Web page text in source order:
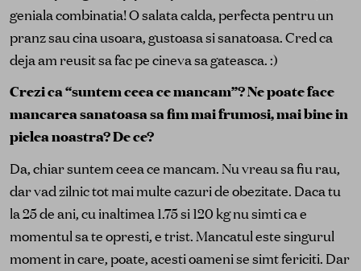
geniala combinatia! O salata calda, perfecta pentru un
pranz sau cina usoara, gustoasa si sanatoasa. Cred ca
deja am reusit sa fac pe cineva sa gateasca. :)
Crezi ca “suntem ceea ce mancam”? Ne poate face
mancarea sanatoasa sa fim mai frumosi, mai bine in
pielea noastra? De ce?
Da, chiar suntem ceea ce mancam. Nu vreau sa fiu rau,
dar vad zilnic tot mai multe cazuri de obezitate. Daca tu
la 25 de ani, cu inaltimea 1.75 si 120 kg nu simti ca e
momentul sa te opresti, e trist. Mancatul este singurul
moment in care, poate, acesti oameni se simt fericiti. Dar